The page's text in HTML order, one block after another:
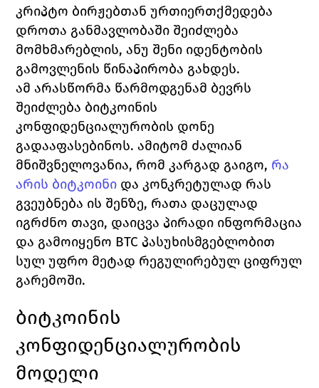
კრიპტო ბირჟებთან ურთიერთქმედება
დროთა განმავლობაში შეიძლება
მომხმარებლის, ანუ შენი იდენტობის
გამოვლენის წინაპირობა გახდეს.
ამ არასწორმა წარმოდგენამ ბევრს
შეიძლება ბიტკოინის
კონფიდენციალურობის დონე
გადააფასებინოს. ამიტომ ძალიან
მნიშვნელოვანია, რომ კარგად გაიგო, რა
არის ბიტკოინი და კონკრეტულად რას
გვეუბნება ის შენზე, რათა დაცულად
იგრძნო თავი, დაიცვა პირადი ინფორმაცია
და გამოიყენო BTC პასუხისმგებლობით
სულ უფრო მეტად რეგულირებულ ციფრულ
გარემოში.
ბიტკოინის
კონფიდენციალურობის
მოდელი